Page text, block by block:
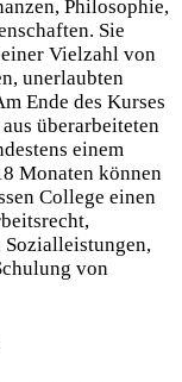
Philosophie,
Sie
Vielzahl von
unerlaubten
Ende des Kurses
überarbeiteten
einem
Monaten können
College einen
Sozialleistungen,
von